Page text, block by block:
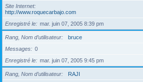
Site Internet
http://www.roquecarbajo.com
Enregistré le
mar. juin 07, 2005 8:39 pm
Rang, Nom d’utilisateur
bruce
Messages
0
Enregistré le
mar. juin 07, 2005 9:45 pm
Rang, Nom d’utilisateur
RAJI